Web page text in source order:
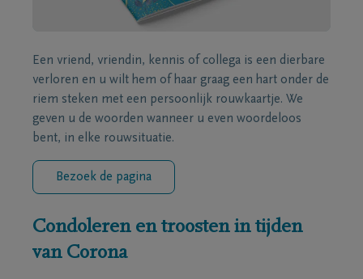
Een vriend, vriendin, kennis of collega is een dierbare
verloren en u wilt hem of haar graag een hart onder de
riem steken met een persoonlijk rouwkaartje. We
geven u de woorden wanneer u even woordeloos
bent, in elke rouwsituatie.
Bezoek de pagina
Condoleren en troosten in tijden
van Corona